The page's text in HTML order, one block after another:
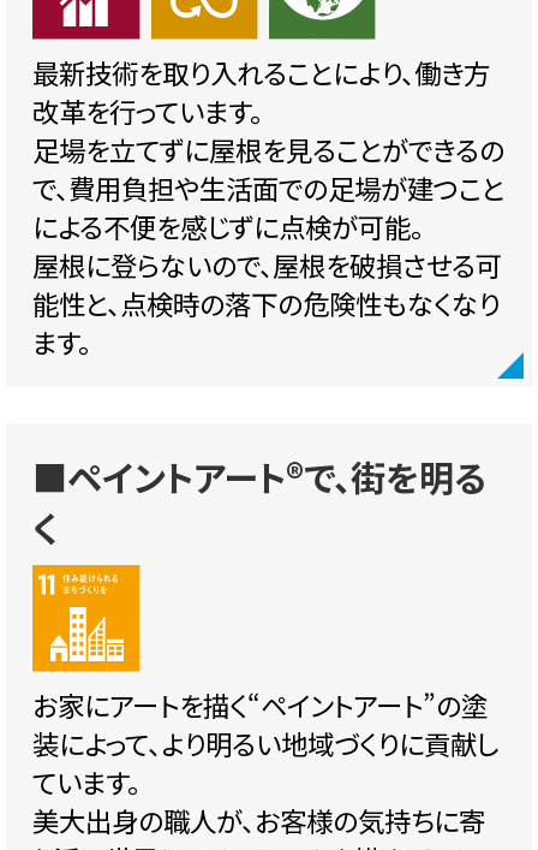
最新技術を取り入れることにより、働き方
改革を行っています。
足場を立てずに屋根を見ることができるの
で、費用負担や生活面での足場が建つこと
による不便を感じずに点検が可能。
屋根に登らないので、屋根を破損させる可
能性と、点検時の落下の危険性もなくなり
ます。
■ペイントアート®で、街を明る
く
お家にアートを描く“ペイントアート”の塗
装によって、より明るい地域づくりに貢献し
ています。
美大出身の職人が、お客様の気持ちに寄